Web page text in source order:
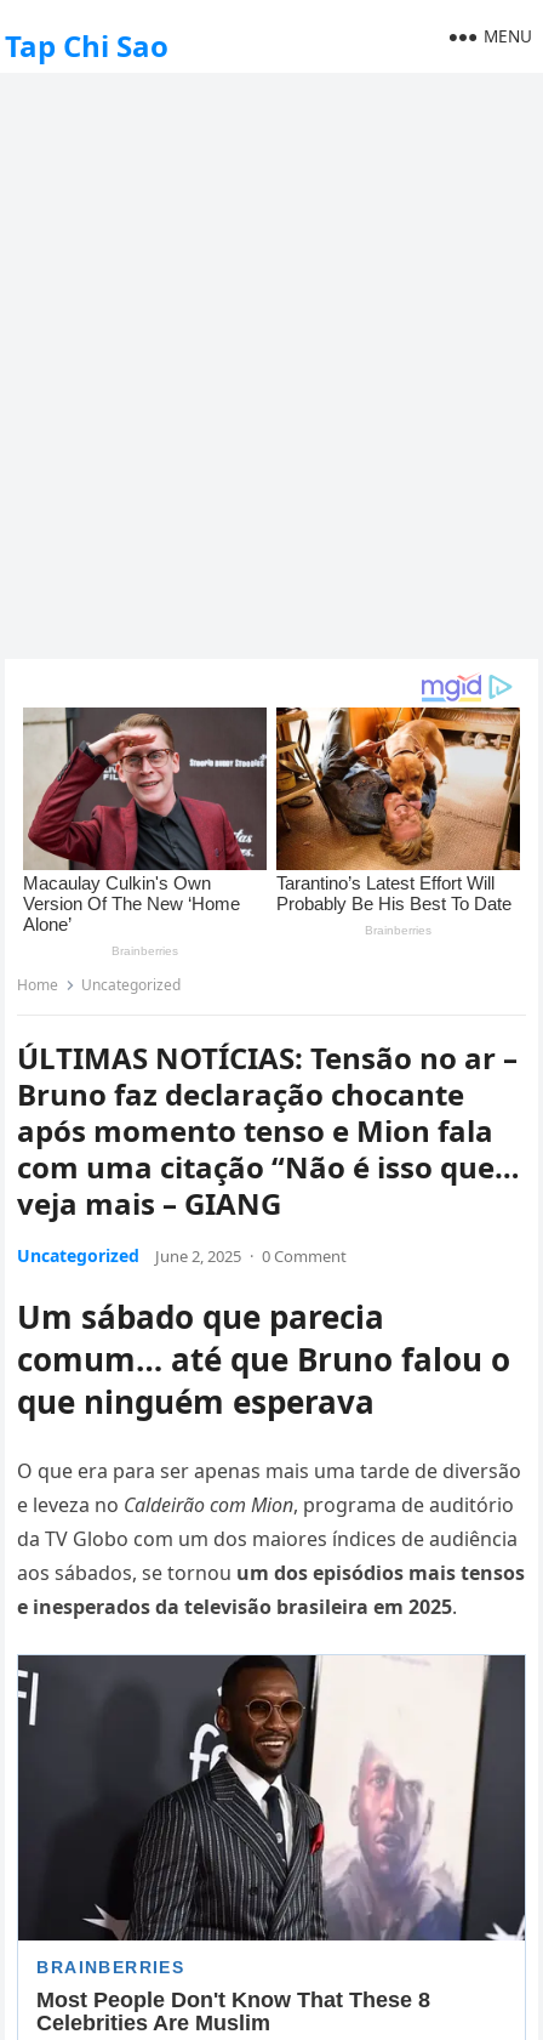
Tap Chi Sao MENU
Home Uncategorized
ÚLTIMAS NOTÍCIAS: Tensão no ar –
Bruno faz declaração chocante
após momento tenso e Mion fala
com uma citação “Não é isso que…
veja mais – GIANG
Uncategorized June 2, 2025 · 0 Comment
Um sábado que parecia
comum… até que Bruno falou o
que ninguém esperava
O que era para ser apenas mais uma tarde de diversão
e leveza no Caldeirão com Mion, programa de auditório
da TV Globo com um dos maiores índices de audiência
aos sábados, se tornou um dos episódios mais tensos
e inesperados da televisão brasileira em 2025.